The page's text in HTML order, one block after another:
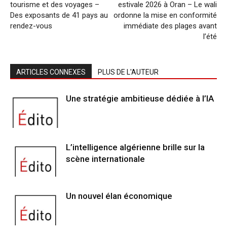
tourisme et des voyages –
Des exposants de 41 pays au
rendez-vous
estivale 2026 à Oran – Le wali
ordonne la mise en conformité
immédiate des plages avant
l’été
ARTICLES CONNEXES PLUS DE L'AUTEUR
Une stratégie ambitieuse dédiée à l’IA
L’intelligence algérienne brille sur la
scène internationale
Un nouvel élan économique